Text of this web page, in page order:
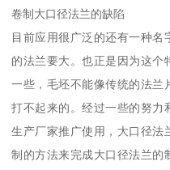
卷制大口径法兰的缺陷
目前应用很广泛的还有一种名
的法兰要大。也正是因为这个
一些，毛坯不能像传统的法兰
打不起来的。经过一些的努力
生产厂家推广使用，大口径法
制的方法来完成大口径法兰的